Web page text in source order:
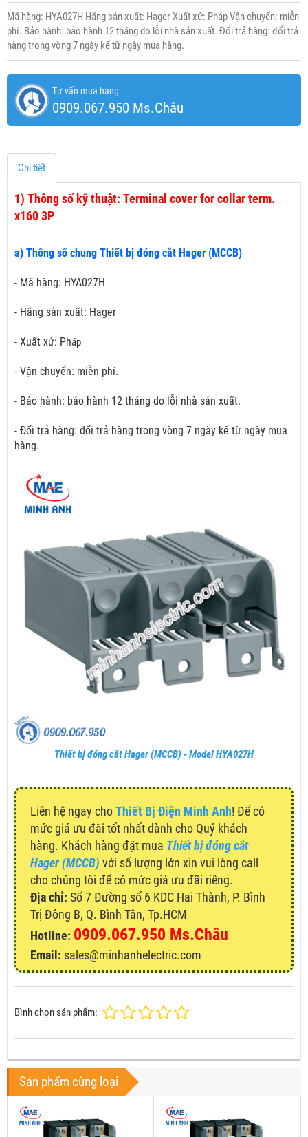
Mã hàng: HYA027H Hãng sản xuất: Hager Xuất xứ: Pháp Vận chuyển: miễn
phí. Bảo hành: bảo hành 12 tháng do lỗi nhà sản xuất. Đổi trả hàng: đổi trả
hàng trong vòng 7 ngày kể từ ngày mua hàng.
Tư vấn mua hàng
0909.067.950 Ms.Châu
Chi tiết
1) Thông số kỹ thuật: Terminal cover for collar term.
x160 3P
a) Thông số chung Thiết bị đóng cắt Hager (MCCB)
- Mã hàng: HYA027H
- Hãng sản xuất: Hager
- Xuất xứ: Pháp
- Vận chuyển: miễn phí.
- Bảo hành: bảo hành 12 tháng do lỗi nhà sản xuất.
- Đổi trả hàng: đổi trả hàng trong vòng 7 ngày kể từ ngày mua
hàng.
Thiết bị đóng cắt Hager (MCCB) - Model HYA027H
Liên hệ ngay choThiết Bị Điện Minh Anh! Để có
mức giá ưu đãi tốt nhất dành cho Quý khách
hàng. Khách hàng đặt mua Thiết bị đóng cắt
Hager (MCCB) với số lượng lớn xin vui lòng call
cho chúng tôi để có mức giá ưu đãi riêng.
Địa chỉ: Số 7 Đường số 6 KDC Hai Thành, P. Bình
Trị Đông B, Q. Bình Tân, Tp.HCM
Hotline: 0909.067.950 Ms.Châu
Email: sales@minhanhelectric.com
Bình chọn sản phẩm:
Sản phẩm cùng loại